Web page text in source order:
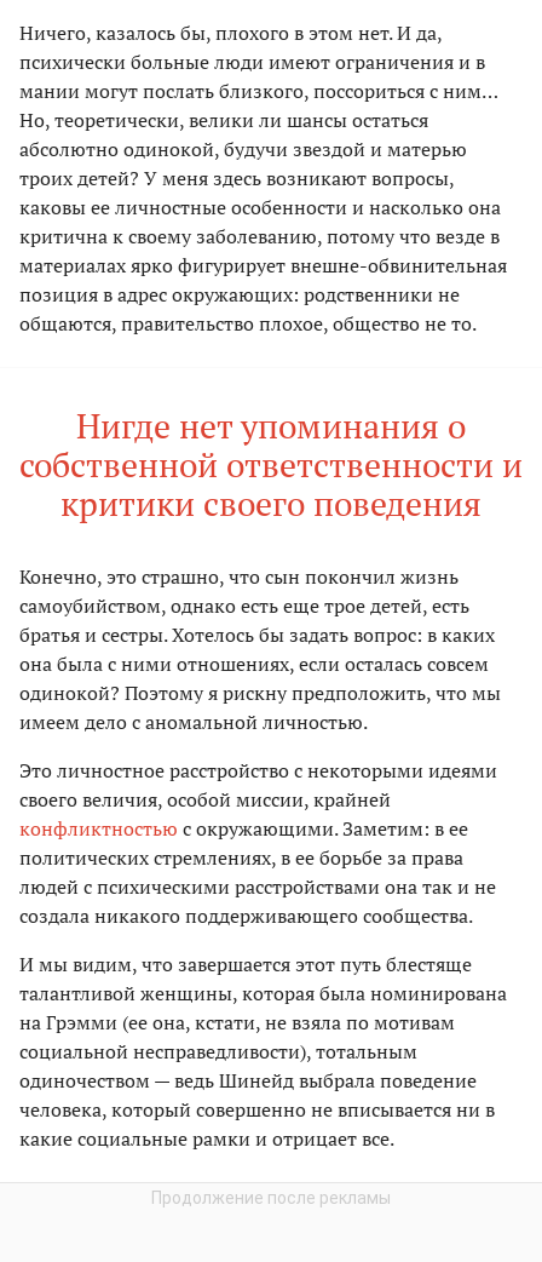
Ничего, казалось бы, плохого в этом нет. И да,
психически больные люди имеют ограничения и в
мании могут послать близкого, поссориться с ним…
Но, теоретически, велики ли шансы остаться
абсолютно одинокой, будучи звездой и матерью
троих детей? У меня здесь возникают вопросы,
каковы ее личностные особенности и насколько она
критична к своему заболеванию, потому что везде в
материалах ярко фигурирует внешне-обвинительная
позиция в адрес окружающих: родственники не
общаются, правительство плохое, общество не то.
Нигде нет упоминания о
собственной ответственности и
критики своего поведения
Конечно, это страшно, что сын покончил жизнь
самоубийством, однако есть еще трое детей, есть
братья и сестры. Хотелось бы задать вопрос: в каких
она была с ними отношениях, если осталась совсем
одинокой? Поэтому я рискну предположить, что мы
имеем дело с аномальной личностью.
Это личностное расстройство с некоторыми идеями
своего величия, особой миссии, крайней
конфликтностью с окружающими. Заметим: в ее
политических стремлениях, в ее борьбе за права
людей с психическими расстройствами она так и не
создала никакого поддерживающего сообщества.
И мы видим, что завершается этот путь блестяще
талантливой женщины, которая была номинирована
на Грэмми (ее она, кстати, не взяла по мотивам
социальной несправедливости), тотальным
одиночеством — ведь Шинейд выбрала поведение
человека, который совершенно не вписывается ни в
какие социальные рамки и отрицает все.